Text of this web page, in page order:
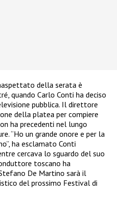
della serata è
quando Carlo Conti ha deciso
pubblica. Il direttore
della platea per compiere
ha precedenti nel lungo
“Ho un grande onore e per la
ha esclamato Conti
cercava lo sguardo del suo
toscano ha
De Martino sarà il
del prossimo Festival di